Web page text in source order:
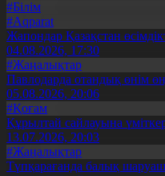
#Білім
#Aqparat
Жапондар Қазақстан
04.08.2026, 17:30
#Жаңалықтар
Павлодарда отандық өнім
05.08.2026, 20:06
#Қоғам
Құрылтай сайлауына
13.07.2026, 20:03
#Жаңалықтар
Түпқарағанда балық